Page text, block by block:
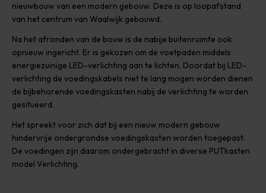
nieuwbouw van een modern gebouw. Deze is op loopafstand
van het centrum van Waalwijk gebouwd.
Na het afronden van de bouw is de nabije buitenruimte ook
opnieuw ingericht. Er is gekozen om de voetpaden middels
energiezuinige LED-verlichting aan te lichten. Doordat bij LED-
verlichting de voedingskabels niet te lang mogen worden dienen
de bijbehorende voedingskasten nabij de verlichting te worden
gesitueerd.
Het spreekt voor zich dat bij een nieuw modern gebouw
hindervrije ondergrondse voedingskasten worden toegepast.
De voedingen zijn daarom ondergebracht in diverse PUTkasten
model Verlichting.